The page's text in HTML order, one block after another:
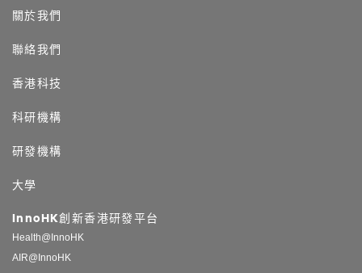
關於我們
聯絡我們
香港科技
科研機構
研發機構
大學
InnoHK創新香港研發平台
Health@InnoHK
AIR@InnoHK